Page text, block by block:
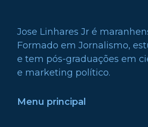
Jose Linhares Jr é
Formado em Jornalismo,
e tem pós-graduações em
e marketing político.
Menu principal